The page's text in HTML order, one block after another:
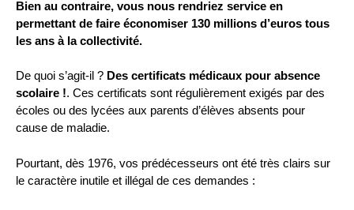
Bien au contraire, vous nous rendriez service en
permettant de faire économiser 130 millions d’euros tous
les ans à la collectivité.
De quoi s’agit-il ? Des certificats médicaux pour absence
scolaire !. Ces certificats sont régulièrement exigés par des
écoles ou des lycées aux parents d’élèves absents pour
cause de maladie.
Pourtant, dès 1976, vos prédécesseurs ont été très clairs sur
le caractère inutile et illégal de ces demandes :